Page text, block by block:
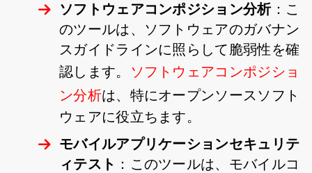
ソフトウェアコンポジション分析：こ
のツールは、ソフトウェアのガバナン
スガイドラインに照らして脆弱性を確
認します。
ソフトウェアコンポジショ
ン分析は、特にオープンソースソフト
ウェアに役立ちます。
モバイルアプリケーションセキュリテ
ィテスト ：このツールは、モバイルコ